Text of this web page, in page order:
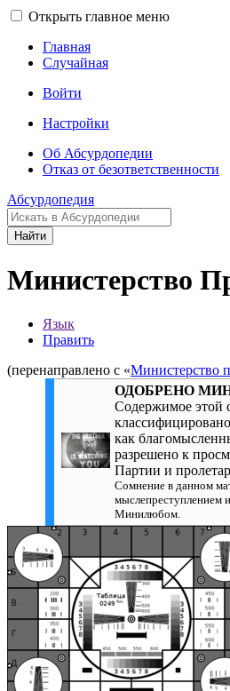
Открыть главное меню
Главная
Случайная
Войти
Настройки
Об Абсурдопедии
Отказ от безответственности
Абсурдопедия
Найти
Министерство
Язык
Править
(перенаправлено с «Министерство
ОДОБРЕНО
Содержимое этой
как
разрешено к
Партии и
Сомнение в данном
мыслепреступлением
Минилюбом.